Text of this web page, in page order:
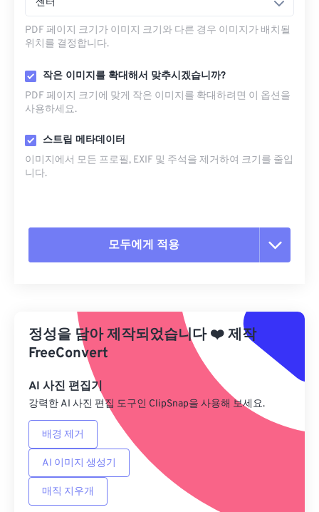
센터
PDF 페이지 크기가 이미지 크기와 다른 경우 이미지가 배치될
위치를 결정합니다.
작은 이미지를 확대해서 맞추시겠습니까?
PDF 페이지 크기에 맞게 작은 이미지를 확대하려면 이 옵션을
사용하세요.
스트립 메타데이터
이미지에서 모든 프로필, EXIF ​​및 주석을 제거하여 크기를 줄입
니다.
모두에게 적용
사전 설정에서 적용
사전 설정으로 저장
정성을 담아 제작되었습니다❤️제작
FreeConvert
AI 사진 편집기
강력한 AI 사진 편집 도구인 ClipSnap을 사용해 보세요.
배경 제거
AI 이미지 생성기
매직 지우개